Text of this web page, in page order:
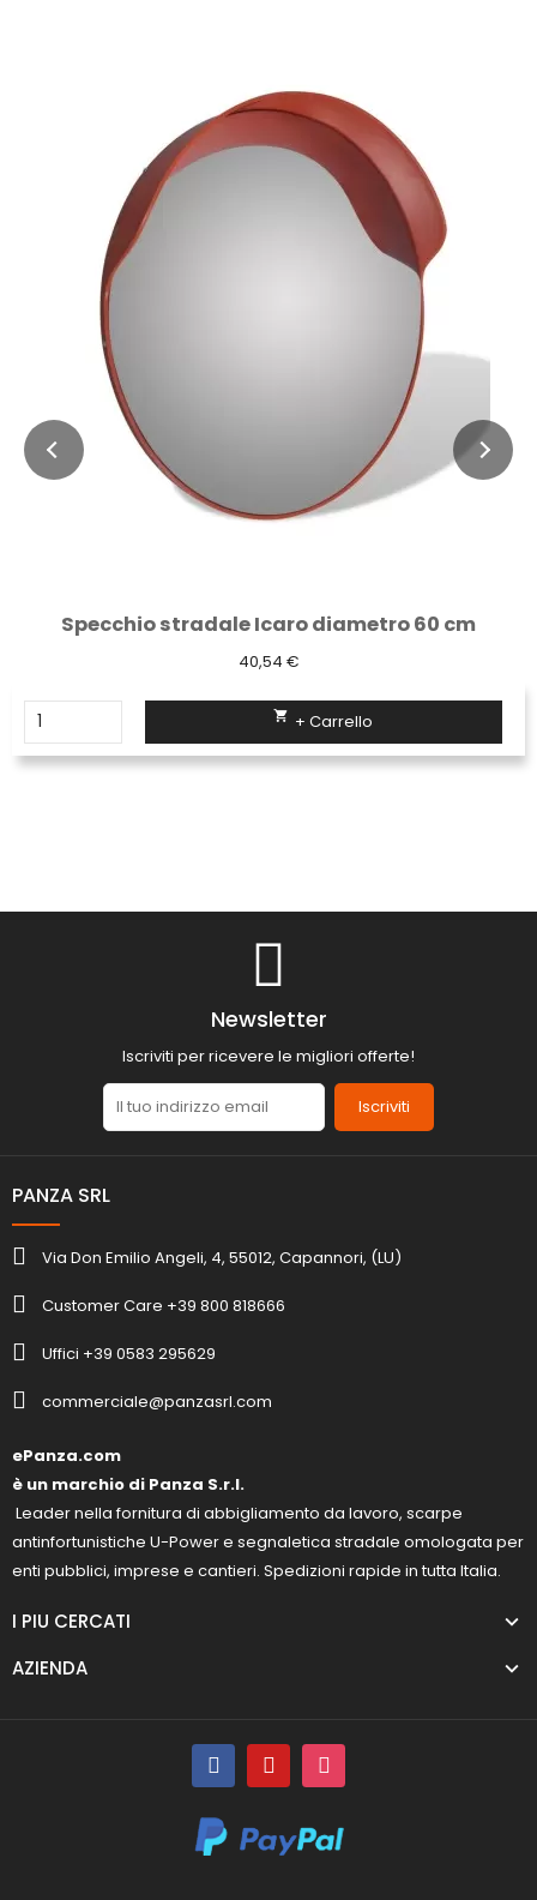
New jersey in plastica impilabile rosso
60,20 €
 + Carrello
Newsletter
Iscriviti per ricevere le migliori offerte!
Iscriviti
PANZA SRL
Via Don Emilio Angeli, 4, 55012, Capannori, (LU)
Customer Care +39 800 818666
Uffici +39 0583 295629
commerciale@panzasrl.com
ePanza.com
è un marchio di Panza S.r.l.
Leader nella fornitura di abbigliamento da lavoro, scarpe
antinfortunistiche U-Power e segnaletica stradale omologata per
enti pubblici, imprese e cantieri. Spedizioni rapide in tutta Italia.
I PIU CERCATI
AZIENDA